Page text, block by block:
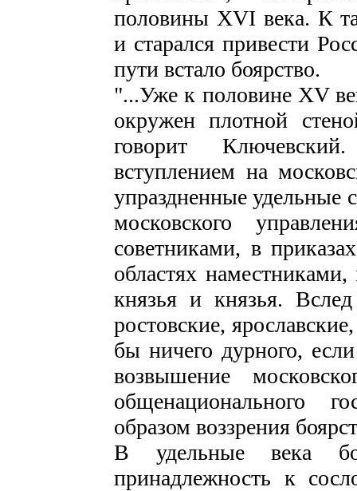
половины XVI века. К
и старался привести
пути встало боярство.
"...Уже к половине XV
окружен плотной
говорит
вступлением на
упраздненные удельные
московского
советниками, в
областях
князья и князья.
ростовские,
бы ничего дурного,
возвышение
общенационального
образом воззрения
В удельные века
принадлежность к